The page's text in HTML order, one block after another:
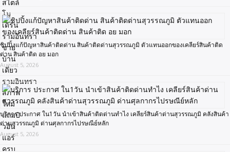
ชิปปิ้งแก้ปัญหาสินค้าติดด่าน สินค้าติดด่านสุวรรณภูมิ ตัวแทนออกของเคลียร์สินค้าติด
ด่าน สินค้าติด อย มอก
August 5, 2026
บริการ ประกาศ ใน1วัน นำเข้าสินค้าติดด่านทำไง เคลียร์สินค้าด่านสุวรรณภูมิ คลังสินค้า
ด่านสุวรรณภูมิ ด่านศุลกากรไปรษณีย์หลัก
August 5, 2026